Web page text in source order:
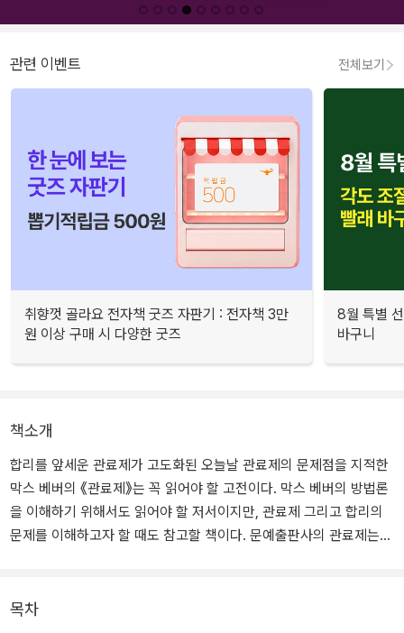
관련 이벤트 전체보기
취향껏 골라요 전자책 굿즈 자판기 : 전자책 3만
원 이상 구매 시 다양한 굿즈
8월 특별
바구니
책소개
합리를 앞세운 관료제가 고도화된 오늘날 관료제의 문제점을 지적한
막스 베버의 《관료제》는 꼭 읽어야 할 고전이다. 막스 베버의 방법론
을 이해하기 위해서도 읽어야 할 저서이지만, 관료제 그리고 합리의
문제를 이해하고자 할 때도 참고할 책이다. 문예출판사의 관료제는
해를 돕기 위해 두 개의 글을 부록으로 실었다. 《경제와 사회》 제1부
목차